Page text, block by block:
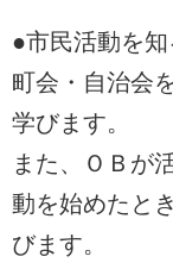
●市民活動を知
町会・自治会
学びます。
また、ＯＢが
動を始めたと
びます。